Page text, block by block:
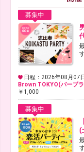
募集中
日程：2026年08月07
Brown TOKYO(バーブ
￥1,000
募集中
(